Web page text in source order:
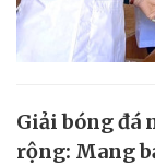
Giải bóng đá
rộng: Mang